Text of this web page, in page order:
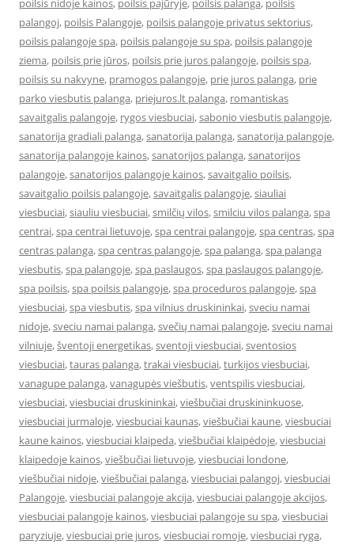
poilsis nidoje kainos, poilsis pajūryje, poilsis palanga, poilsis
palangoj, poilsis Palangoje, poilsis palangoje privatus sektorius,
poilsis palangoje spa, poilsis palangoje su spa, poilsis palangoje
ziema, poilsis prie jūros, poilsis prie juros palangoje, poilsis spa,
poilsis su nakvyne, pramogos palangoje, prie juros palanga, prie
parko viesbutis palanga, priejuros.lt palanga, romantiskas
savaitgalis palangoje, rygos viesbuciai,sabonio viesbutis palangoje,
sanatorija gradiali palanga,sanatorija palanga,sanatorija palangoje,
sanatorija palangoje kainos,sanatorijos palanga,sanatorijos
palangoje,sanatorijos palangoje kainos,savaitgalio poilsis,
savaitgalio poilsis palangoje,savaitgalis palangoje,siauliai
viesbuciai,siauliu viesbuciai,smilčių vilos,smilciu vilos palanga,spa
centrai,spa centrai lietuvoje,spa centrai palangoje,spa centras,spa
centras palanga,spa centras palangoje,spa palanga,spa palanga
viesbutis,spa palangoje,spa paslaugos,spa paslaugos palangoje,
spa poilsis,spa poilsis palangoje,spa proceduros palangoje,spa
viesbuciai,spa viesbutis,spa vilnius druskininkai,sveciu namai
nidoje,sveciu namai palanga,svečių namai palangoje,sveciu namai
vilniuje,šventoji energetikas,sventoji viesbuciai,sventosios
viesbuciai,tauras palanga,trakai viesbuciai,turkijos viesbuciai,
vanagupe palanga,vanagupės viešbutis,ventspilis viesbuciai,
viesbuciai,viesbuciai druskininkai,viešbučiai druskininkuose,
viesbuciai jurmaloje,viesbuciai kaunas,viešbučiai kaune,viesbuciai
kaune kainos,viesbuciai klaipeda,viešbučiai klaipėdoje,viesbuciai
klaipedoje kainos,viešbučiai lietuvoje,viesbuciai londone,
viešbučiai nidoje,viešbučiai palanga,viesbuciai palangoj,viesbuciai
Palangoje,viesbuciai palangoje akcija,viesbuciai palangoje akcijos,
viesbuciai palangoje kainos,viesbuciai palangoje su spa,viesbuciai
paryziuje,viesbuciai prie juros,viesbuciai romoje,viesbuciai ryga,